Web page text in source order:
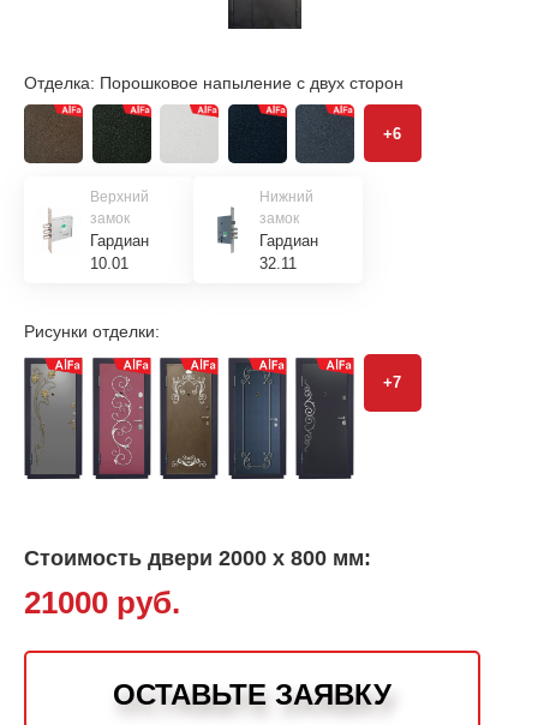
Отделка: Порошковое напыление с двух сторон
+6
Верхний
замок
Гардиан
10.01
Нижний
замок
Гардиан
32.11
Рисунки отделки:
+7
Стоимость двери 2000 х 800 мм:
21000 руб.
ОСТАВЬТЕ ЗАЯВКУ